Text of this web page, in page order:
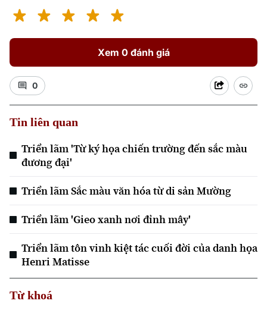
Xu hướng
Xem 0 đánh giá
0
Tin liên quan
Triển lãm 'Từ ký họa chiến trường đến sắc màu
đương đại'
Triển lãm Sắc màu văn hóa từ di sản Mường
Triển lãm 'Gieo xanh nơi đỉnh mây'
Triển lãm tôn vinh kiệt tác cuối đời của danh họa
Henri Matisse
Từ khoá